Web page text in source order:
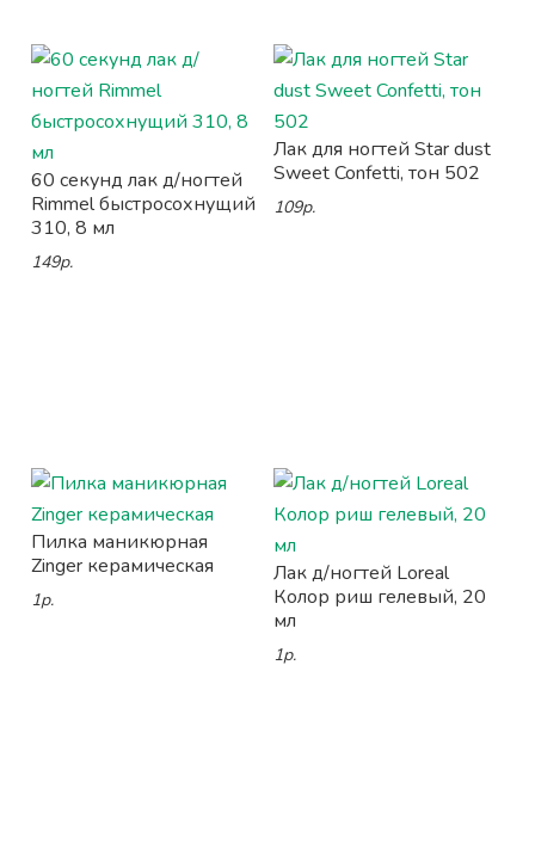
60 секунд лак д/ногтей
Rimmel быстросохнущий
310, 8 мл
149р.
Лак для ногтей Star dust
Sweet Confetti, тон 502
109р.
Пилка маникюрная
Zinger керамическая
1р.
Лак д/ногтей Loreal
Колор риш гелевый, 20
мл
1р.